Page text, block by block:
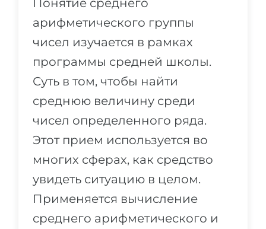
Города
ПРОФЕССИИ
Профессии
Специальности
Примеры вакансий
КАРЬЕРНОЕ ОРИЕНТИРОВАНИЕ
Тест Голланда
Тест Карта Интересов
Тест RIASEC
Успехна
ПОСТУПАЕМ НА...
Медицина
Инженерия
Физика
Менеджмент
Другая специальность
Россия
Украина
Казахстан
Понятие среднего
арифметического группы
чисел изучается в рамках
программы средней школы.
Суть в том, чтобы найти
среднюю величину среди
чисел определенного ряда.
Этот прием используется во
многих сферах, как средство
увидеть ситуацию в целом.
Применяется вычисление
среднего арифметического и